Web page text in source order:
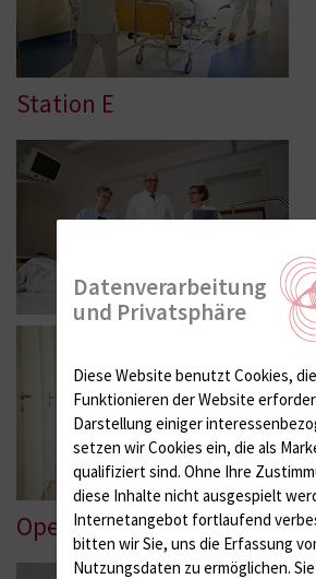
Station E
Operationsabteilung
Datenverarbeitung
und Privatsphäre
Diese Website benutzt Cookies,
Funktionieren der Website
Darstellung einiger
setzen wir Cookies ein, die als
qualifiziert sind. Ohne Ihre
diese Inhalte nicht ausgespielt
Internetangebot fortlaufend
bitten wir Sie, uns die Erfassung
Nutzungsdaten zu ermöglichen.